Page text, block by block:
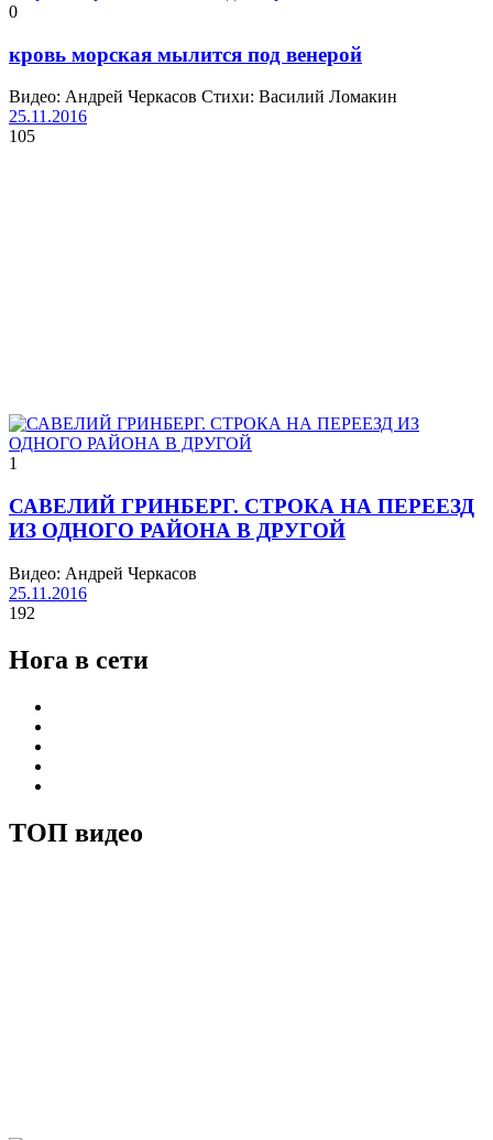
0
кровь морская мылится под венерой
Видео: Андрей Черкасов Стихи: Василий Ломакин
25.11.2016
105
1
САВЕЛИЙ ГРИНБЕРГ. СТРОКА НА ПЕРЕЕЗД
ИЗ ОДНОГО РАЙОНА В ДРУГОЙ
Видео: Андрей Черкасов
25.11.2016
192
Нога в сети
ТОП видео